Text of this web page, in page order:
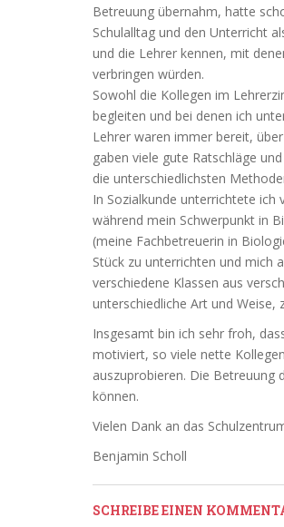
Betreuung übernahm, hatte
Schulalltag und den Unterricht
und die Lehrer kennen, mit
verbringen würden.
Sowohl die Kollegen im
begleiten und bei denen ich
Lehrer waren immer bereit,
gaben viele gute Ratschläge
die unterschiedlichsten
In Sozialkunde unterrichtete ich
während mein Schwerpunkt in
(meine Fachbetreuerin in
Stück zu unterrichten und mich
verschiedene Klassen aus
unterschiedliche Art und Weise,
Insgesamt bin ich sehr froh,
motiviert, so viele nette
auszuprobieren. Die Betreuung
können.
Vielen Dank an das
Benjamin Scholl
SCHREIBE EINEN